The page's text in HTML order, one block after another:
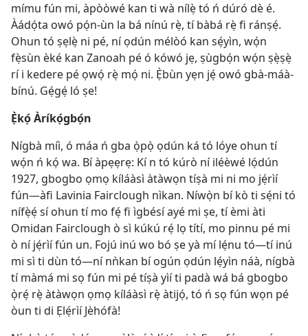
mímu fún mi, àpòòwé kan ti wà nílẹ̀ tó ń dúró dè é.
Àádọ́ta owó pọ́n-ùn la bá nínú rẹ̀, tí bàbá rẹ̀ fi ránṣẹ́.
Ohun tó ṣẹlẹ̀ ni pé, ní ọdún mélòó kan sẹ́yìn, wọ́n
fẹ̀sùn èké kan Zanoah pé ó kówó jẹ, ṣùgbọ́n wọ́n ṣẹ̀ṣẹ̀
rí i kedere pé ọwọ́ rẹ̀ mọ́ ni. Ẹ̀bùn yẹn jẹ́ owó gbà-máà-
bínú. Gẹ́gẹ́ ló ṣe!
Ẹ̀kọ́ Àríkọ́gbọ́n
Nígbà míì, ó máa ń gba ọ̀pọ̀ ọdún ká tó lóye ohun tí
wọ́n ń kọ́ wa. Bí àpẹẹrẹ: Kí n tó kúrò ní iléèwé lọ́dún
1927, gbogbo ọmọ kíláàsì àtàwọn tíṣà mi ni mo jẹ́rìí
fún—àfi Lavinia Fairclough nìkan. Níwọ̀n bí kò ti sẹ́ni tó
nífẹ̀ẹ́ sí ohun tí mo fẹ́ fi ìgbésí ayé mi ṣe, tí èmi àti
Omidan Fairclough ò sì kúkú rẹ́ lọ títí, mo pinnu pé mi
ò ní jẹ́rìí fún un. Fojú inú wo bó ṣe yà mí lẹ́nu tó—tí inú
mi sì ti dùn tó—ní nǹkan bí ogún ọdún lẹ́yìn náà, nígbà
tí màmá mi sọ fún mi pé tíṣà yìí ti padà wá bá gbogbo
ọ̀rẹ́ rẹ̀ àtàwọn ọmọ kíláàsì rẹ̀ àtijọ́, tó ń sọ fún wọn pé
òun ti di Ẹlẹ́rìí Jèhófà!